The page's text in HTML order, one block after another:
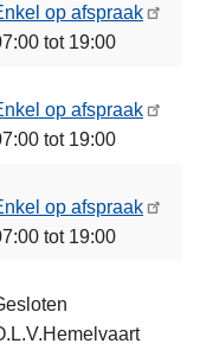
op afspraak
tot 19:00
op afspraak
tot 19:00
op afspraak
tot 19:00